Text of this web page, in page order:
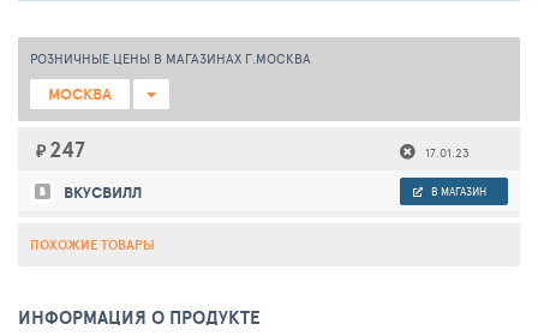
РОЗНИЧНЫЕ ЦЕНЫ В МАГАЗИНАХ Г.МОСКВА
МОСКВА
₽ 247 17.01.23
ВКУСВИЛЛ В МАГАЗИН
ПОХОЖИЕ ТОВАРЫ
ИНФОРМАЦИЯ О ПРОДУКТЕ